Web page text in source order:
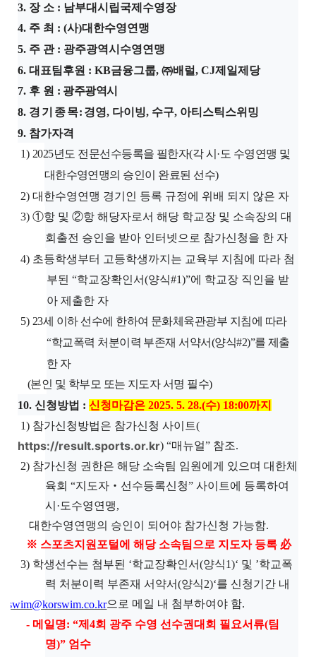
3. 장 소 : 남부대시립국제수영장
4. 주 최 : (사)대한수영연맹
5. 주 관 : 광주광역시수영연맹
6. 대표팀후원 : KB금융그룹, ㈜배럴, CJ제일제당
7. 후 원 : 광주광역시
8. 경 기 종 목: 경영, 다이빙, 수구, 아티스틱스위밍
9. 참가자격
1) 2025년도 전문선수등록을 필한자(각 시 · 도 수영연맹 및
대한수영연맹의 승인이 완료된 선수)
2) 대한수영연맹 경기인 등록 규정에 위배 되지 않은 자
3) ①항 및 ②항 해당자로서 해당 학교장 및 소속장의 대
회출전 승인을 받아 인터넷으로 참가신청을 한 자
4) 초등학생부터 고등학생까지는 교육부 지침에 따라 첨
부된“학교장확인서(양식#1)”에 학교장 직인을 받
아 제출한 자
5) 23세 이하 선수에 한하여 문화체육관광부 지침에 따라
“학교폭력 처분이력 부존재 서약서(양식#2)”를 제출
한 자
(본인 및 학부모 또는 지도자 서명 필수)
10. 신청방법 : 신청마감은 2025. 5. 28.(수) 18:00까지
1) 참가신청방법은 참가신청 사이트(
https://result.sports.or.kr) “매뉴얼” 참조.
2) 참가신청 권한은 해당 소속팀 임원에게 있으며 대한체
육회 “지도자‧ 선수등록신청” 사이트에 등록하여
시 · 도수영연맹,
대한수영연맹의 승인이 되어야 참가신청 가능함.
※ 스포츠지원포털에 해당 소속팀으로 지도자 등록 必
3) 학생선수는 첨부된 ‘학교장확인서(양식1)‘ 및 ’학교폭
력 처분이력 부존재 서약서(양식2)‘를 신청기간 내
swim@korswim.co.kr으로 메일 내 첨부하여야 함.
- 메일명: “제 4회 광주 수영 선수권대회 필요서류(팀
명)” 엄수